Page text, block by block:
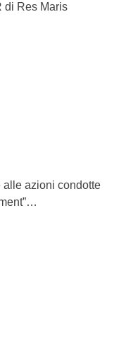
di Res Maris
alle azioni condotte